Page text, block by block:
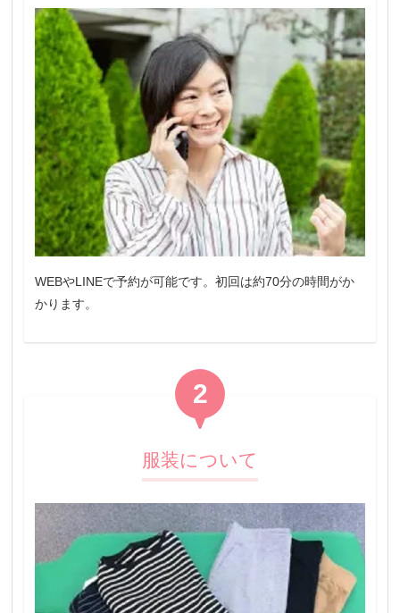
WEBやLINEで予約が可能です。初回は約70分の時間がか
かります。
2
服装について